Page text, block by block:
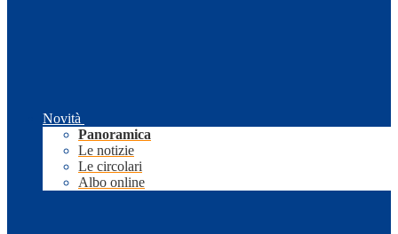
Novità
Panoramica
Le notizie
Le circolari
Albo online